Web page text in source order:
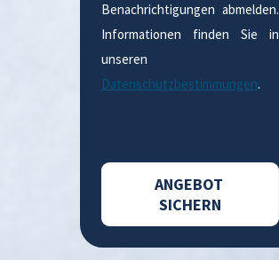
Benachrichtigungen abmelden.
Informationen finden Sie in
unseren
Datenschutzbestimmungen.